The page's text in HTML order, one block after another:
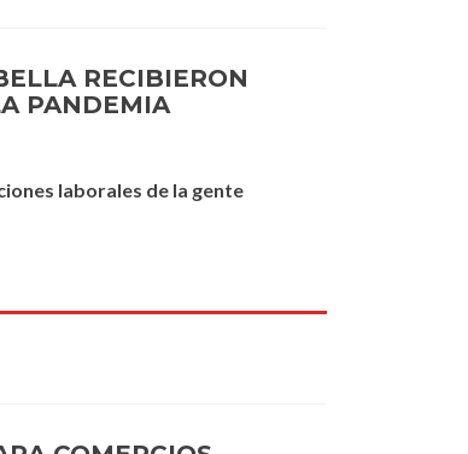
RECIBIERON
PANDEMIA
laborales de la gente